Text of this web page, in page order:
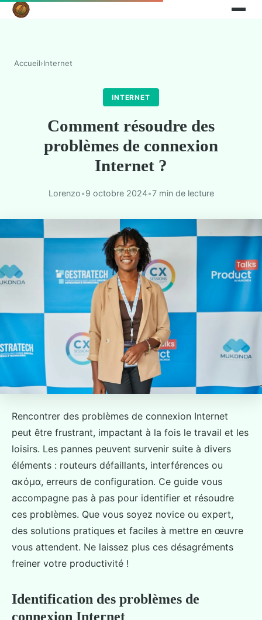
Accueil›Internet
INTERNET
Comment résoudre des
problèmes de connexion
Internet ?
Lorenzo•9 octobre 2024•7 min de lecture
Rencontrer des problèmes de connexion Internet
peut être frustrant, impactant à la fois le travail et les
loisirs. Les pannes peuvent survenir suite à divers
éléments : routeurs défaillants, interférences ou
ακόμα, erreurs de configuration. Ce guide vous
accompagne pas à pas pour identifier et résoudre
ces problèmes. Que vous soyez novice ou expert,
des solutions pratiques et faciles à mettre en œuvre
vous attendent. Ne laissez plus ces désagréments
freiner votre productivité !
Identification des problèmes de
connexion Internet